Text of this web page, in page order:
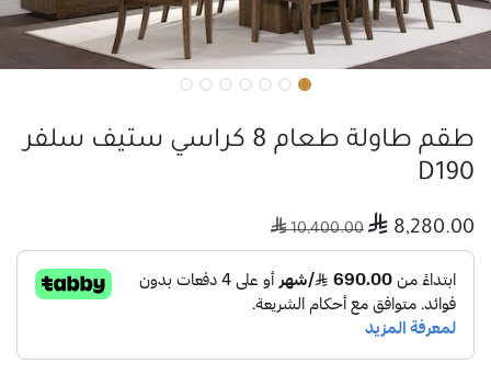
طقم طاولة طعام 8 كراسي ستيف سلفر
D190
8,280.00
10,400.00
